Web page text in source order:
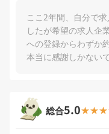
ここ2年間、自分で
したが希望の求人企
への登録からわずか
本当に感謝しかないで
総合5.0